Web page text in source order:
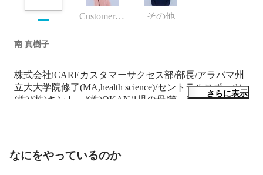
Customer Success 部 Account Success チーム その他
南 真樹子
株式会社iCAREカスタマーサクセス部/部長/アラバマ州
立大大学院修了(MA,health science)/セントラルスポーツ
(株)/(株)キントー/(株)OKAN/1児の母/第一種衛生管理者/
健康経営アドバイザー/食生活アドバイザー/日本茶アド
さらに表示
なにをやっているのか